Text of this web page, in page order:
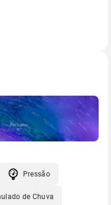
Pressão
de Chuva